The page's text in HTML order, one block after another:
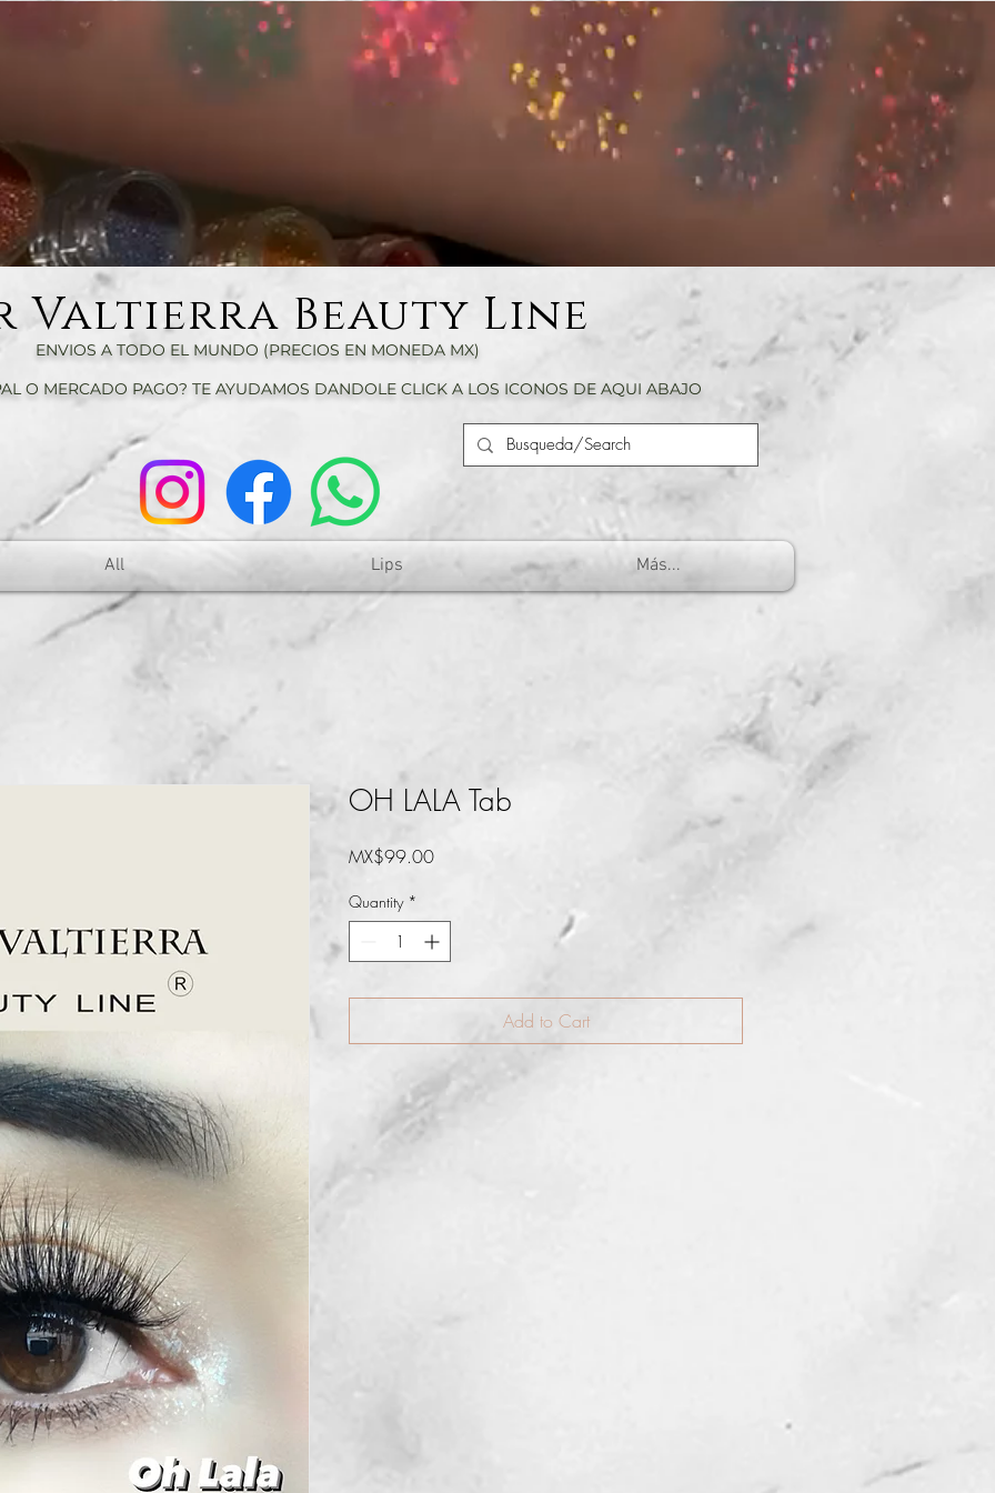
Valtierra Beauty Line
ENVIOS A TODO EL MUNDO (PRECIOS EN MONEDA MX)
O MERCADO PAGO? TE AYUDAMOS DANDOLE CLICK A LOS ICONOS DE AQUI ABAJO
All Lips Más...
OH LALA Tab
MX$99.00Price
Quantity *
Add to Cart